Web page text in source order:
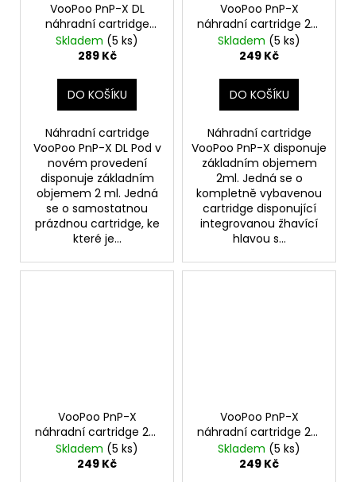
VooPoo PnP-X DL
náhradní cartridge
prázdná 2ml Black 2ks
Skladem (5 ks)
289 Kč
DO KOŠÍKU
Náhradní cartridge
VooPoo PnP-X DL Pod v
novém provedení
disponuje základním
objemem 2 ml. Jedná
se o samostatnou
prázdnou cartridge, ke
které je...
VooPoo PnP-X
náhradní cartridge 2ks
odpor 0,3ohm
Skladem (5 ks)
249 Kč
DO KOŠÍKU
Náhradní cartridge
VooPoo PnP-X disponuje
základním objemem
2ml. Jedná se o
kompletně vybavenou
cartridge disponující
integrovanou žhavící
hlavou s...
VooPoo PnP-X
náhradní cartridge 2ks
odpor 0,8ohm
Skladem (5 ks)
249 Kč
VooPoo PnP-X
náhradní cartridge 2ks
odpor 1,0ohm
Skladem (5 ks)
249 Kč